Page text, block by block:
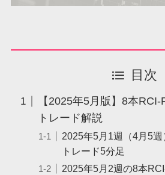
目次
【2025年5月版】8本
トレード解説
2025年5月1週（4月5
トレード5分足
2025年5月2週の8本